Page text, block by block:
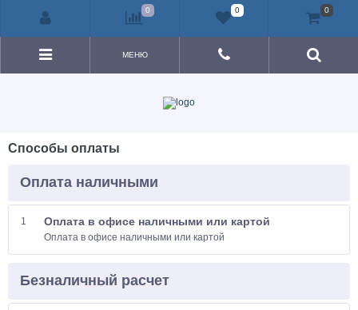
МЕНЮ
Способы оплаты
Оплата наличными
1 Оплата в офисе наличными или картой
Оплата в офисе наличными или картой
Безналичный расчет
0 0 0